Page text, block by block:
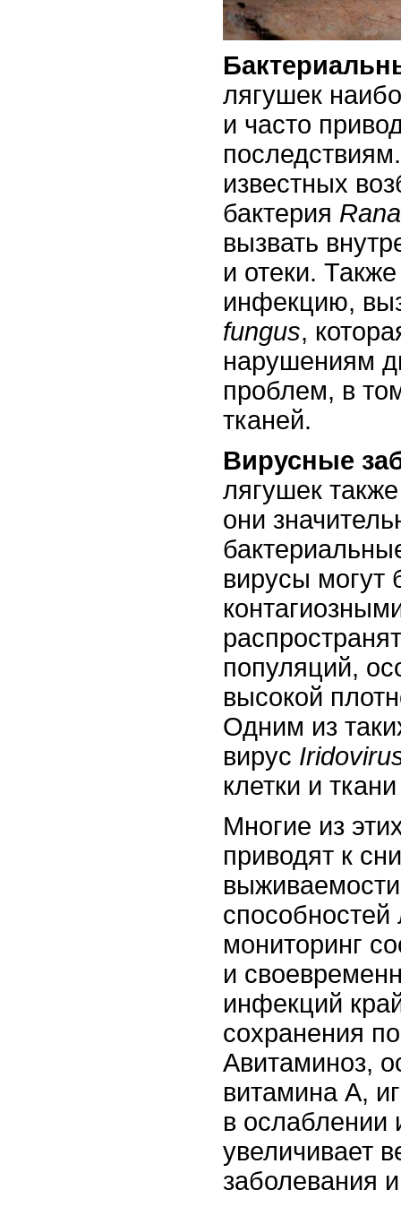
лягушек
и часто
известных
бактерия
вызвать
и отеки.
инфекцию,
fungus,
нарушениям
проблем, в
тканей.
Вирусные
лягушек
они
вирусы могут
популяций,
высокой
Одним из
вирус
клетки и
Многие из
приводят к
мониторинг
и
инфекций
сохранения
Авитаминоз,
витамина А,
в
увеличивает
заболевания